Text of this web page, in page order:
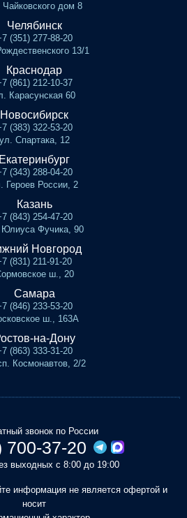
Чайковского дом 8
Челябинск
(351) 277-88-20
13/1
Краснодар
(861) 212-10-37
Карасунская 60
Новосибирск
(383) 322-53-20
ул. Спартака, 12
Екатеринбург
(343) 288-04-20
Героев России, 2
Казань
(843) 254-47-20
Фучика, 90
Новгород
(831) 211-91-20
ш., 20
Самара
(846) 233-53-20
ш., 163А
на-Дону
(863) 333-31-20
Космонавтов, 2/2
звонок по России
700-37-20
выходных с 8:00 до 19:00
информация не является офертой и
носит